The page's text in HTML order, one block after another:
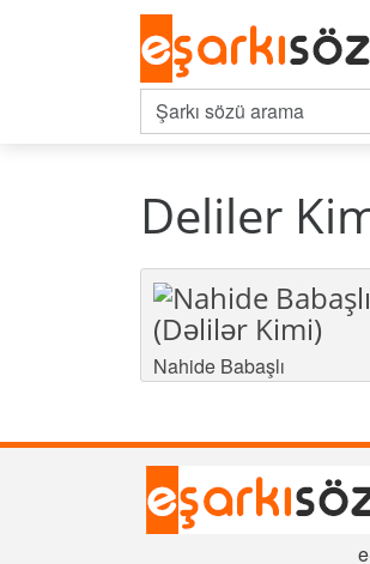
Deliler
(Dəlilər Kimi)
Nahide Babaşlı